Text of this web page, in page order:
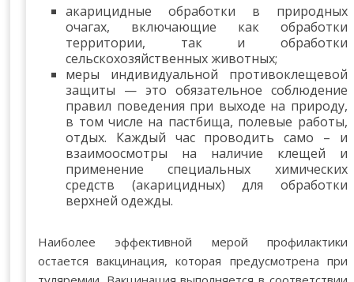
акарицидные обработки в природных
очагах, включающие как обработки
территории, так и обработки
сельскохозяйственных животных;
меры индивидуальной противоклещевой
защиты — это обязательное соблюдение
правил поведения при выходе на природу,
в том числе на пастбища, полевые работы,
отдых. Каждый час проводить само – и
взаимоосмотры на наличие клещей и
применение специальных химических
средств (акарицидных) для обработки
верхней одежды.
Наиболее эффективной мерой профилактики
остается вакцинация, которая предусмотрена при